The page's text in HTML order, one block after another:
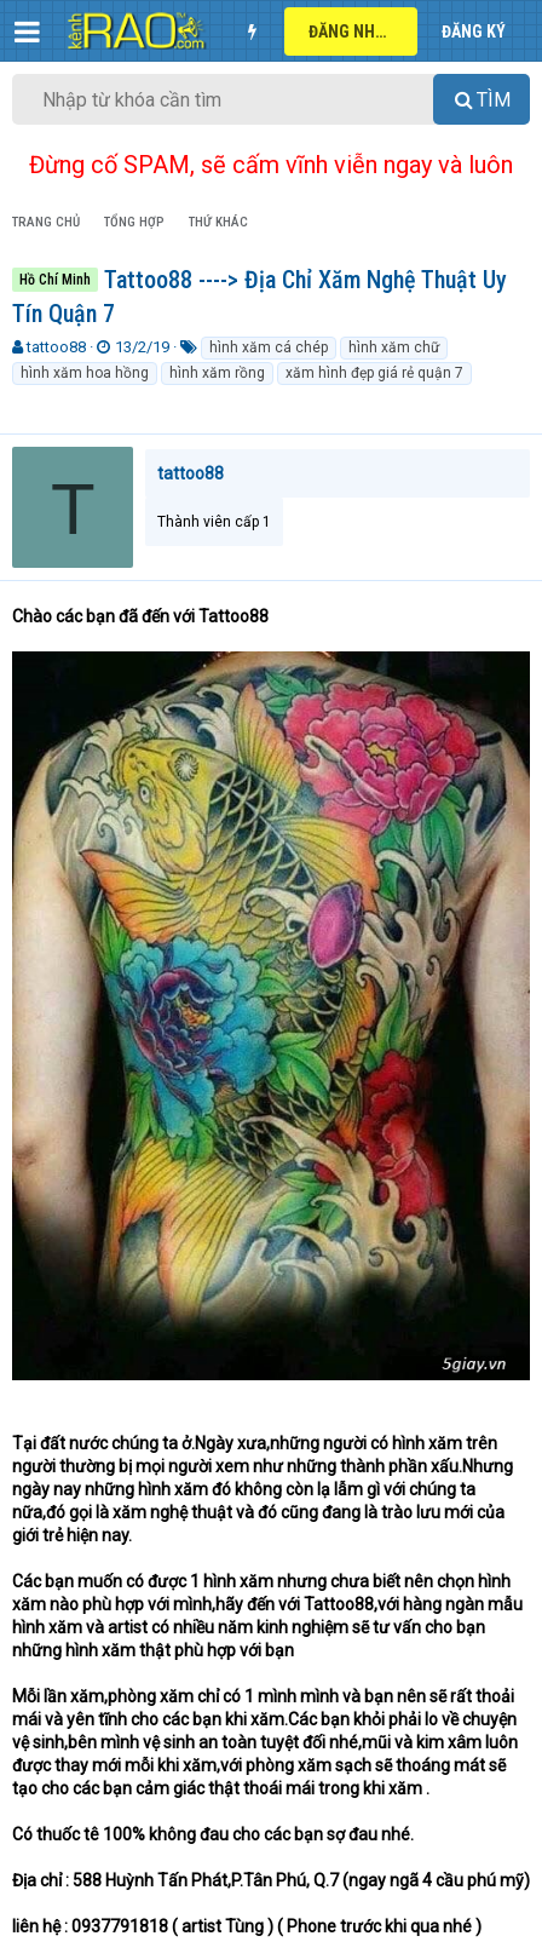
ĐĂNG NHẬP ĐĂNG KÝ
TÌM
Đừng cố SPAM, sẽ cấm vĩnh viễn ngay và luôn
TRANG CHỦ TỔNG HỢP THỨ KHÁC
Hồ Chí Minh
Tattoo88 ----> Địa Chỉ Xăm Nghệ Thuật Uy
Tín Quận 7
T
h
r
a
t
e
r
tattoo88
N
g
à
g
13/2/19
ừ
k
ó
hình xăm cá chép
hình xăm chữ
hình xăm hoa hồng
hình xăm rồng xăm hình đẹp giá rẻ quận 7
T tattoo88
Thành viên cấp 1
Chào các bạn đã đến với Tattoo88
Tại đất nước chúng ta ở.Ngày xưa,những người có hình xăm trên
người thường bị mọi người xem như những thành phần xấu.Nhưng
ngày nay những hình xăm đó không còn lạ lẫm gì với chúng ta
nữa,đó gọi là xăm nghệ thuật và đó cũng đang là trào lưu mới của
giới trẻ hiện nay.
Các bạn muốn có được 1 hình xăm nhưng chưa biết nên chọn hình
xăm nào phù hợp với mình,hãy đến với Tattoo88,với hàng ngàn mẫu
hình xăm và artist có nhiều năm kinh nghiệm sẽ tư vấn cho bạn
những hình xăm thật phù hợp với bạn
Mỗi lần xăm,phòng xăm chỉ có 1 mình mình và bạn nên sẽ rất thoải
mái và yên tĩnh cho các bạn khi xăm.Các bạn khỏi phải lo về chuyện
vệ sinh,bên mình vệ sinh an toàn tuyệt đối nhé,mũi và kim xâm luôn
được thay mới mỗi khi xăm,với phòng xăm sạch sẽ thoáng mát sẽ
tạo cho các bạn cảm giác thật thoái mái trong khi xăm .
Có thuốc tê 100% không đau cho các bạn sợ đau nhé.
Địa chỉ : 588 Huỳnh Tấn Phát,P.Tân Phú, Q.7 (ngay ngã 4 cầu phú mỹ)
liên hệ : 0937791818 ( artist Tùng ) ( Phone trước khi qua nhé )